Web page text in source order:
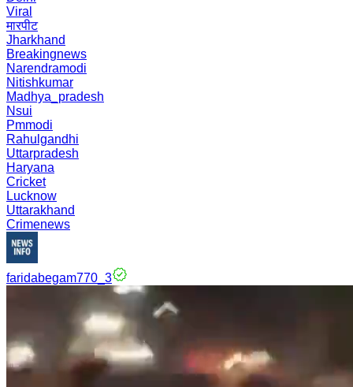
Viral
मारपीट
Jharkhand
Breakingnews
Narendramodi
Nitishkumar
Madhya_pradesh
Nsui
Pmmodi
Rahulgandhi
Uttarpradesh
Haryana
Cricket
Lucknow
Uttarakhand
Crimenews
faridabegam770_3